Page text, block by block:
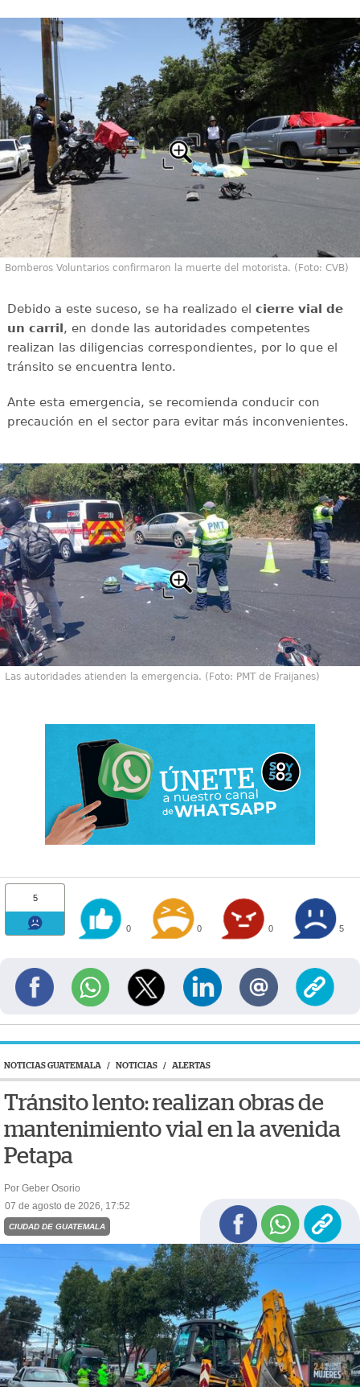
Bomberos Voluntarios confirmaron la muerte del motorista. (Foto: CVB)
Debido a este suceso, se ha realizado el cierre vial de
un carril, en donde las autoridades competentes
realizan las diligencias correspondientes, por lo que el
tránsito se encuentra lento.
Ante esta emergencia, se recomienda conducir con
precaución en el sector para evitar más inconvenientes.
Las autoridades atienden la emergencia. (Foto: PMT de Fraijanes)
5
0 0 0 5
NOTICIAS GUATEMALA / NOTICIAS / ALERTAS
Tránsito lento: realizan obras de
mantenimiento vial en la avenida
Petapa
Por Geber Osorio
07 de agosto de 2026, 17:52
CIUDAD DE GUATEMALA